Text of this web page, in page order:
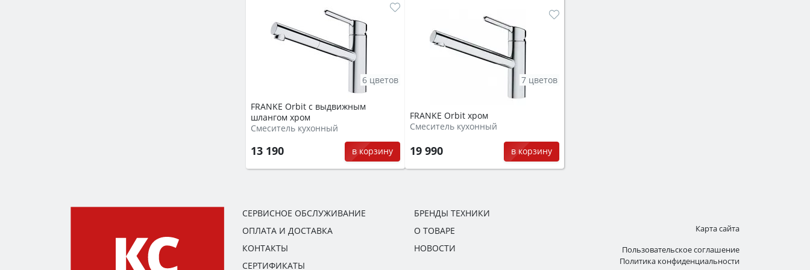
FRANKE Orbit с выдвижным
шлангом хром
Смеситель кухонный
13 190 в корзину
6 цветов
FRANKE Orbit хром
Смеситель кухонный
19 990 в корзину
7 цветов
СЕРВИСНОЕ ОБСЛУЖИВАНИЕ
ОПЛАТА И ДОСТАВКА
КОНТАКТЫ
СЕРТИФИКАТЫ
БРЕНДЫ ТЕХНИКИ
О ТОВАРЕ
НОВОСТИ
Карта сайта
Пользовательское соглашение
Политика конфиденциальности